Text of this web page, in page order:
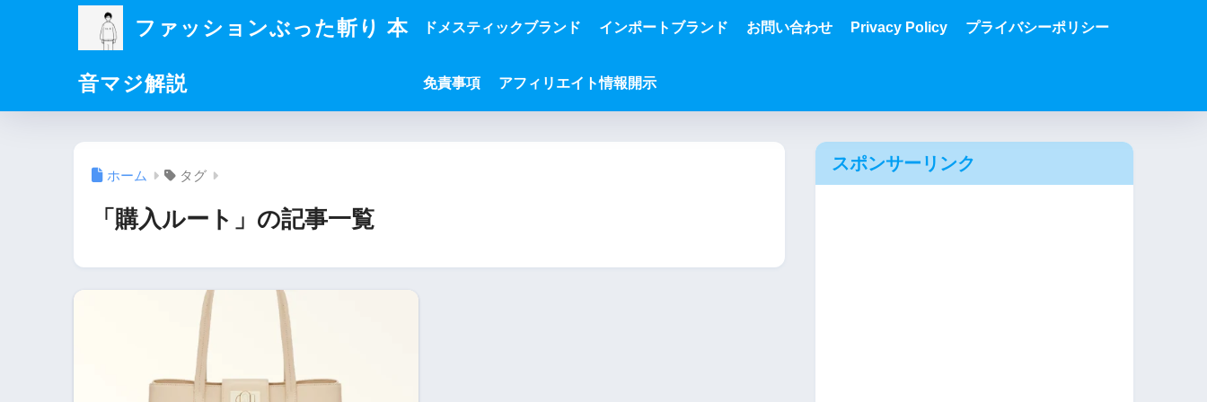
ファッションぶった斬り 本
音マジ解説
ドメスティックブランド インポートブランド お問い合わせ Privacy Policy プライバシーポリシー
免責事項 アフィリエイト情報開示
ホーム タグ
「購入ルート」の記事一覧
スポンサーリンク